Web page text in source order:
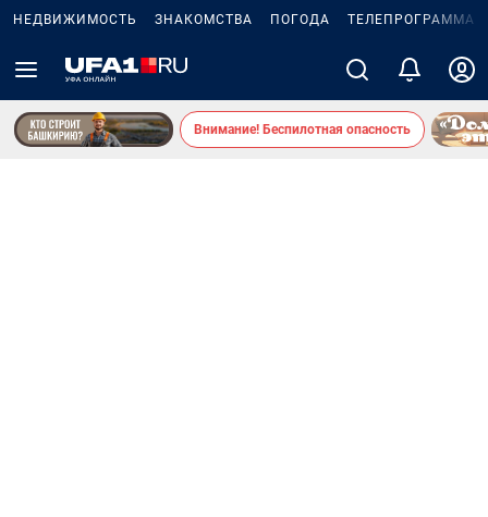
НЕДВИЖИМОСТЬ ЗНАКОМСТВА ПОГОДА ТЕЛЕПРОГРАММА
Внимание! Беспилотная опасность